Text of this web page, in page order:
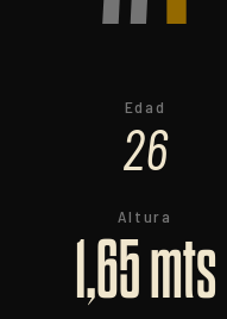
Edad
26
Altura
1,65 mts